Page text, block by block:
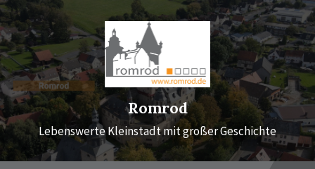
Skip
to
content
Skip
to
main
navigation
Skip
to
footer
Romrod
Lebenswerte Kleinstadt mit großer Geschichte